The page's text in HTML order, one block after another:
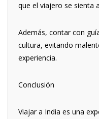
que el viajero se sienta
Además, contar con
cultura, evitando
experiencia.
Conclusión
Viajar a India es una